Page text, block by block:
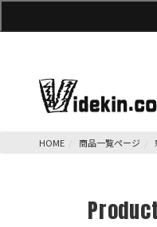
HOME 商品一覧ページ